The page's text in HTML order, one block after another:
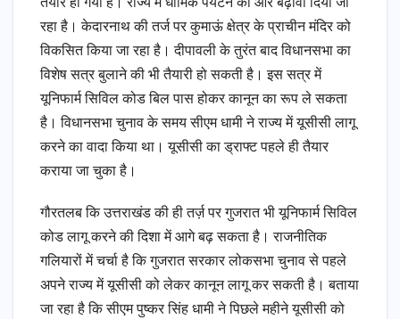
तैयार हो गया है। राज्य में धार्मिक पर्यटन को और बढ़ावा दिया जा
रहा है। केदारनाथ की तर्ज पर कुमाऊं क्षेत्र के प्राचीन मंदिर को
विकसित किया जा रहा है। दीपावली के तुरंत बाद विधानसभा का
विशेष सत्र बुलाने की भी तैयारी हो सकती है। इस सत्र में
यूनिफार्म सिविल कोड बिल पास होकर कानून का रूप ले सकता
है। विधानसभा चुनाव के समय सीएम धामी ने राज्य में यूसीसी लागू
करने का वादा किया था। यूसीसी का ड्राफ्ट पहले ही तैयार
कराया जा चुका है।
गौरतलब कि उत्तराखंड की ही तर्ज़ पर गुजरात भी यूनिफार्म सिविल
कोड लागू करने की दिशा में आगे बढ़ सकता है। राजनीतिक
गलियारों में चर्चा है कि गुजरात सरकार लोकसभा चुनाव से पहले
अपने राज्य में यूसीसी को लेकर कानून लागू कर सकती है। बताया
जा रहा है कि सीएम पुष्कर सिंह धामी ने पिछले महीने यूसीसी को